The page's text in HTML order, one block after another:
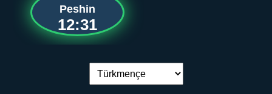
Peshin
12:31
Dil çalşyryş: